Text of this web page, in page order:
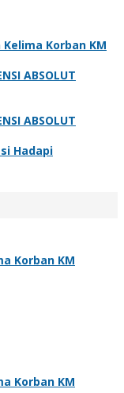
Korban KM
ABSOLUT
ABSOLUT
Hadapi
Korban KM
Korban KM